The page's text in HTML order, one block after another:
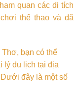
quan các di tích
thể thao và dã
bạn có thể
lý du lịch tại địa
đây là một số